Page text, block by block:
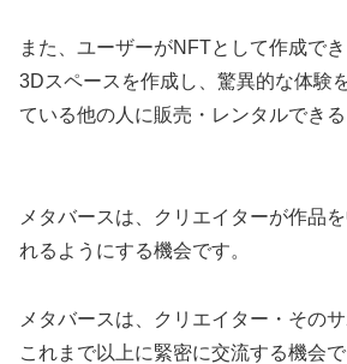
また、ユーザーがNFTとして作成で
3Dスペースを作成し、驚異的な体験
ている他の人に販売・レンタルできる
メタバースは、クリエイターが作品
れるようにする機会です。
メタバースは、クリエイター・その
これまで以上に緊密に交流する機会